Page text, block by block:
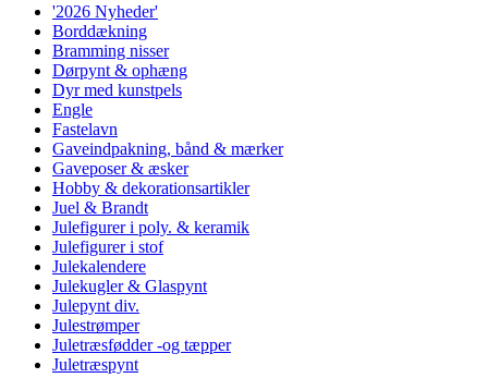
'2026 Nyheder'
Borddækning
Bramming nisser
Dørpynt & ophæng
Dyr med kunstpels
Engle
Fastelavn
Gaveindpakning, bånd & mærker
Gaveposer & æsker
Hobby & dekorationsartikler
Juel & Brandt
Julefigurer i poly. & keramik
Julefigurer i stof
Julekalendere
Julekugler & Glaspynt
Julepynt div.
Julestrømper
Juletræsfødder -og tæpper
Juletræspynt